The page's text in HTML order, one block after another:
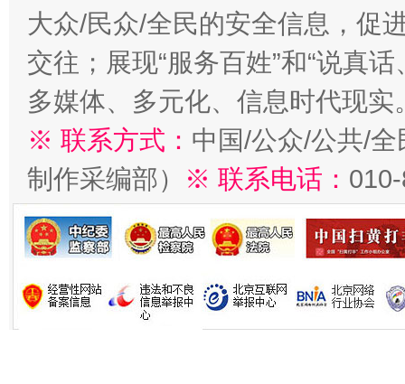
大众/民众/全民的安全信息，促
交往；展现“服务百姓”和“说真
多媒体、多元化、信息时代现实
※ 联系方式： 中国/公众/公共/
制作采编部）
※ 联系电话：